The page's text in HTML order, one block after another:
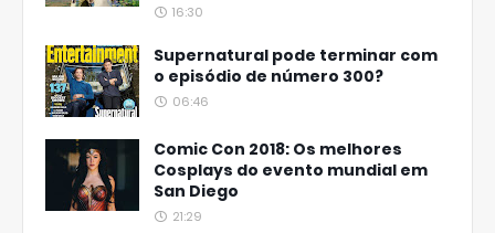
16:30
Supernatural pode terminar com
o episódio de número 300?
06:46
Comic Con 2018: Os melhores
Cosplays do evento mundial em
San Diego
21:29